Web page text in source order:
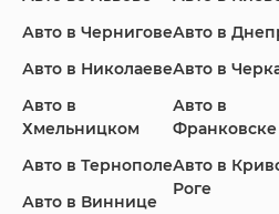
Infiniti Jaguar
Авто в Чернигове
Авто в Николаеве
Авто в
Хмельницком
Авто в Тернополе
Авто в Виннице
Авто в
Авто в
Авто в
Франковске
Авто в
Роге